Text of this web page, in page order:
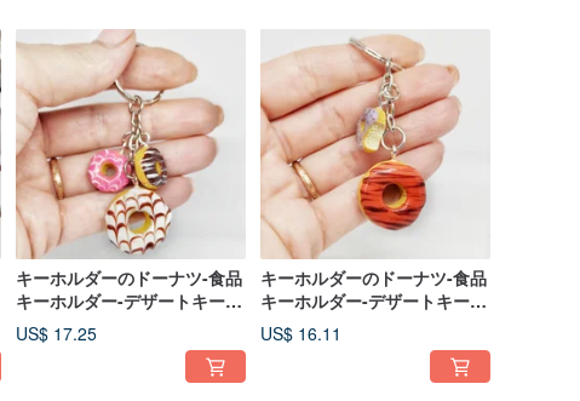
キーホルダーのドーナツ-食品
キーホルダー-デザートキーホ
ルダー-ギフトのアイデア
US$ 17.25
キーホルダーのドーナツ-食品
キーホルダー-デザートキーホ
ルダー-ギフトのアイデア
US$ 16.11